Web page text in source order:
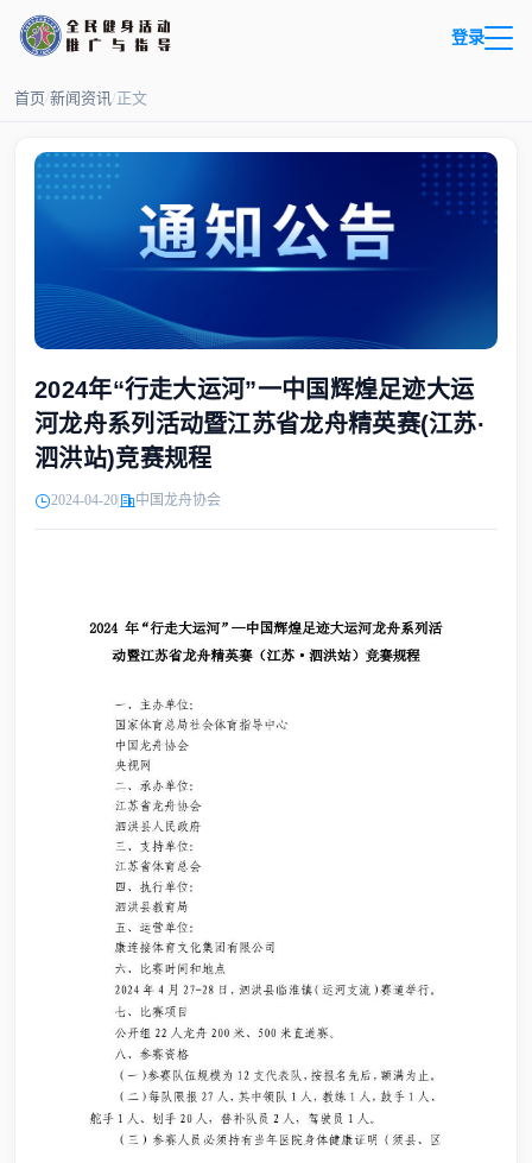
登录
首页/新闻资讯/正文
2024年“行走大运河”一中国辉煌足迹大运
河龙舟系列活动暨江苏省龙舟精英赛(江苏·
泗洪站)竞赛规程
2024-04-20 中国龙舟协会